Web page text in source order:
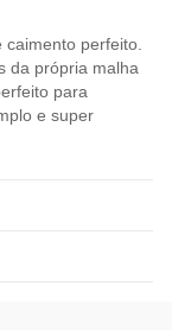
perfeito.
da própria malha
para
e super